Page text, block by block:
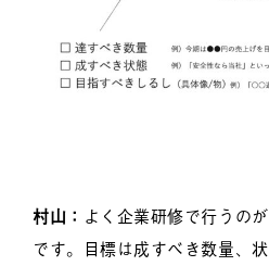
村山： よく企業研修で行うの
です。目標は成すべき数量、